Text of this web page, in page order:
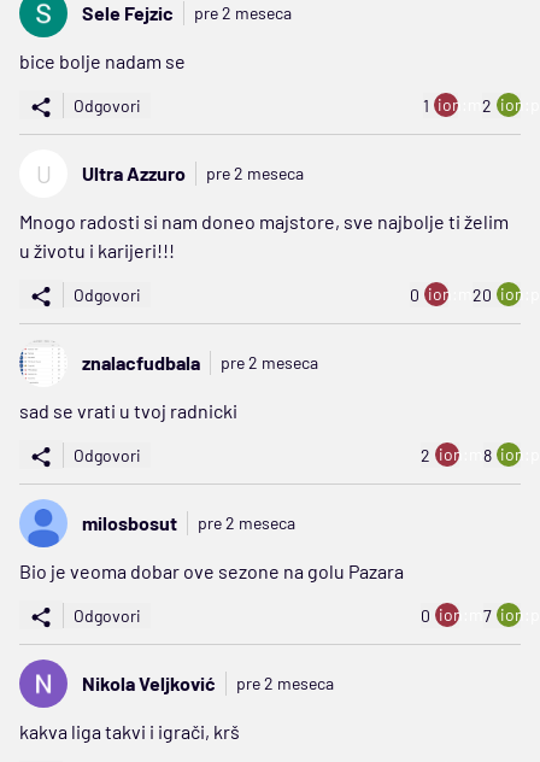
Sele Fejzic pre 2 meseca
bice bolje nadam se
Odgovori 1 ion:minus
2
U Ultra Azzuro pre 2 meseca
Mnogo radosti si nam doneo majstore, sve najbolje ti želim
u životu i karijeri!!!
Odgovori 0 ion:minus
20
znalacfudbala pre 2 meseca
sad se vrati u tvoj radnicki
Odgovori 2 ion:minus
8
milosbosut pre 2 meseca
Bio je veoma dobar ove sezone na golu Pazara
Odgovori 0 ion:minus
7
Nikola Veljković pre 2 meseca
kakva liga takvi i igrači, krš